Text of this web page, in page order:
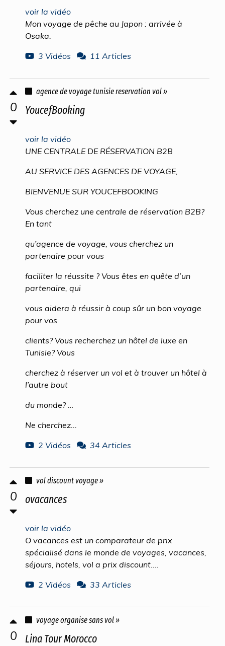
voir la vidéo
Mon voyage de pêche au Japon : arrivée à
Osaka.
3 Vidéos
11 Articles
0
agence de voyage tunisie reservation vol »
YoucefBooking
voir la vidéo
UNE CENTRALE DE RÉSERVATION B2B
AU SERVICE DES AGENCES DE VOYAGE,
BIENVENUE SUR YOUCEFBOOKING
Vous cherchez une centrale de réservation B2B?
En tant
qu’agence de voyage, vous cherchez un
partenaire pour vous
faciliter la réussite ? Vous êtes en quête d’un
partenaire, qui
vous aidera à réussir à coup sûr un bon voyage
pour vos
clients? Vous recherchez un hôtel de luxe en
Tunisie? Vous
cherchez à réserver un vol et à trouver un hôtel à
l’autre bout
du monde? …
Ne cherchez...
2 Vidéos
34 Articles
0
vol discount voyage »
ovacances
voir la vidéo
O vacances est un comparateur de prix
spécialisé dans le monde de voyages, vacances,
séjours, hotels, vol a prix discount....
2 Vidéos
33 Articles
0
voyage organise sans vol »
Lina Tour Morocco